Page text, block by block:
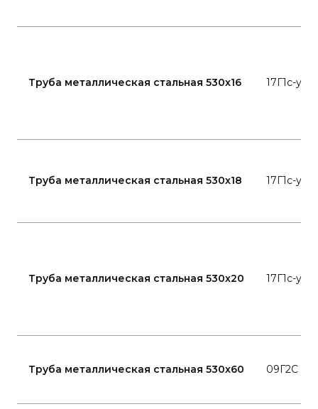
Труба металлическая стальная 530x16 17Г1с-у
Труба металлическая стальная 530x18 17Г1с-у
Труба металлическая стальная 530x20 17Г1с-у
Труба металлическая стальная 530x60 09Г2С